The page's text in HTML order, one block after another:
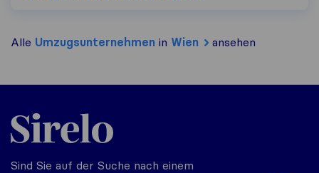
Alle Umzugs​unternehmen in Wien ansehen
Sirelo.at
Sind Sie auf der Suche nach einem